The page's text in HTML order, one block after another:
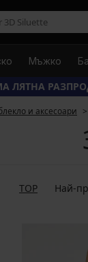
Мъжко
ЛЯТНА
и аксесоари
TOP Най-